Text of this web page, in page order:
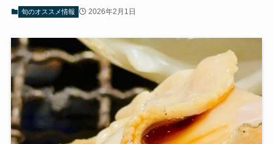
旬のオススメ情報 2026年2月1日